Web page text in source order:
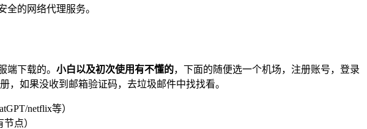
的网络代理服务。
端下载的。 小白以及初次使用有不懂的，下面的随便选一个机场，注册账号，登录
如果没收到邮箱验证码，去垃圾邮件中找找看。
netflix等）
点）